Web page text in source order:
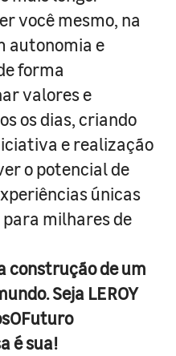
você mesmo, na
autonomia e
forma
valores e
os dias, criando
e realização
o potencial de
únicas
milhares de
construção de um
Seja LEROY
é sua!